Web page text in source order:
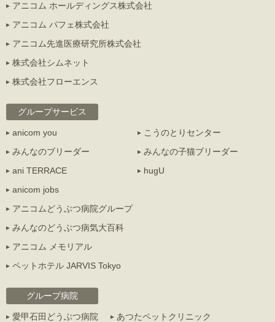
アニコム ホールディングス株式会社
アニコム パフェ株式会社
アニコム先進医療研究所株式会社
株式会社シムネット
株式会社フローエンス
グループサービス
anicom you
こうのとりセンター
みんなのブリーダー
みんなの子猫ブリーダー
ani TERRACE
hugU
anicom jobs
アニコムどうぶつ病院グループ
みんなのどうぶつ病気大百科
アニコム メモリアル
ペットホテル JARVIS Tokyo
グループ病院
愛甲石田どうぶつ病院 あつたペットクリニック